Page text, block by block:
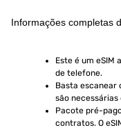
Informações completas
Este é um eSIM
de telefone.
Basta escanear
são
Pacote pré-
contratos. O